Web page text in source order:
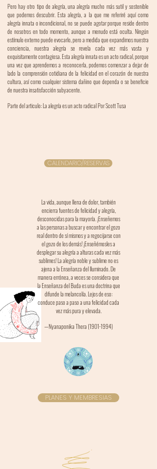
Pero hay otro tipo de alegría, una alegría mucho más sutil y sostenible
que podemos descubrir. Esta alegría, a la que me referiré aquí como
alegría innata o incondicional, no se puede agotar porque reside dentro
de nosotros en todo momento, aunque a menudo está oculta. Ningún
estímulo externo puede evocarlo, pero a medida que expandimos nuestra
conciencia, nuestra alegría se revela cada vez más vasta y
exquisitamente contagiosa. Esta alegría innata es un acto radical, porque
una vez que aprendemos a reconocerla, podemos comenzar a dejar de
lado la comprensión cotidiana de la felicidad en el corazón de nuestra
cultura, así como cualquier sistema dañino que dependa o se beneficie
de nuestra insatisfacción subyacente.
Parte del articulo: La alegría es un acto radicalPor Scott Tusa
CALENDARIO/RESERVAS
La vida, aunque llena de dolor, también
encierra fuentes de felicidad y alegría,
desconocidas para la mayoría. ¡Enseñemos
a las personas a buscar y encontrar el gozo
real dentro de sí mismos y a regocijarse con
el gozo de los demás! ¡Enseñémosles a
desplegar su alegría a alturas cada vez más
sublimes! La alegría noble y sublime no es
ajena a la Enseñanza del Iluminado. De
manera errónea, a veces se considera que
la Enseñanza del Buda es una doctrina que
difunde la melancolía. Lejos de eso:
conduce paso a paso a una felicidad cada
vez más pura y elevada.
—Nyanaponika Thera (1901-1994)
PLANES Y MEMBRESIAS